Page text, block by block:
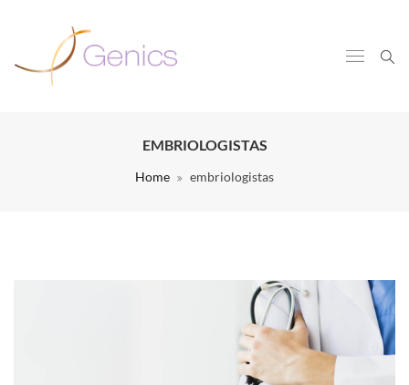
EMBRIOLOGISTAS
Home embriologistas